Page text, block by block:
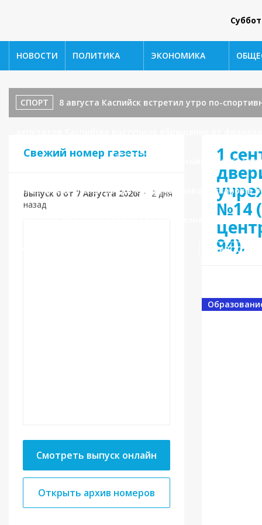
НОВОСТИ ПОЛИТИКА ЭКОНОМИКА
СПОРТ 8 августа Каспийск встретил утро по-
От восьмилетнего
заместитель главы города Каспийска Анвар Асваров
Каспийске обсудили вопросы отлова безнадзорных
Свежий номер газеты
Выпуск 0 от 7 Августа 2026г • 2 дня
назад
Смотреть выпуск онлайн
Открыть архив номеров
1
№14
94).